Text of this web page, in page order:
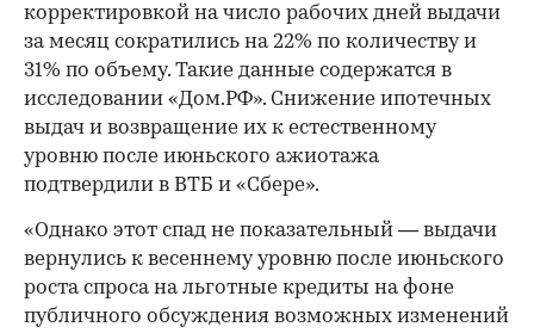
корректировкой на число рабочих дней выдачи
за месяц сократились на 22% по количеству и
31% по объему. Такие данные содержатся в
исследовании «Дом.РФ». Снижение ипотечных
выдач и возвращение их к естественному
уровню после июньского ажиотажа
подтвердили в ВТБ и «Сбере».
«Однако этот спад не показательный — выдачи
вернулись к весеннему уровню после июньского
роста спроса на льготные кредиты на фоне
публичного обсуждения возможных изменений